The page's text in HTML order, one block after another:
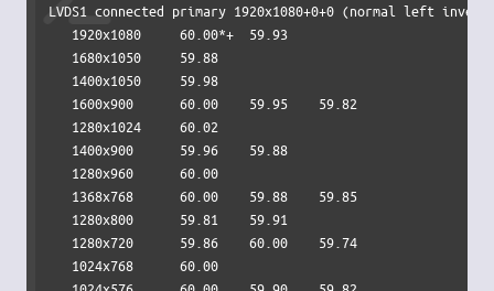
LVDS1 connected primary 1920x1080+0+0 (normal left
   1920x1080     60.00*+  59.93
   1680x1050     59.88
   1400x1050     59.98
   1600x900      60.00    59.95    59.82
   1280x1024     60.02
   1400x900      59.96    59.88
   1280x960      60.00
   1368x768      60.00    59.88    59.85
   1280x800      59.81    59.91
   1280x720      59.86    60.00    59.74
   1024x768      60.00